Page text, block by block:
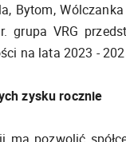
Bytom,
grupa VRG
na lata 2023 -
zysku rocznie